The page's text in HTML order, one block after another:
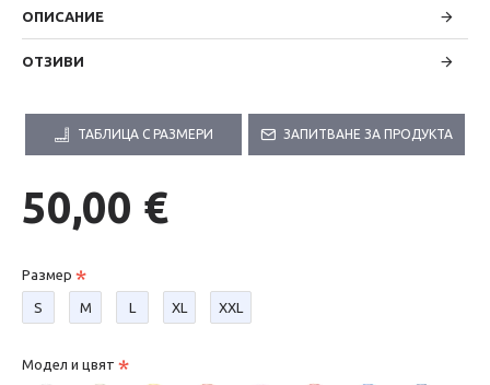
ОПИСАНИЕ
ОТЗИВИ
ТАБЛИЦА С РАЗМЕРИ ЗАПИТВАНЕ ЗА ПРОДУКТА
50,00 €
Размер
S М L XL XXL
Модел и цвят